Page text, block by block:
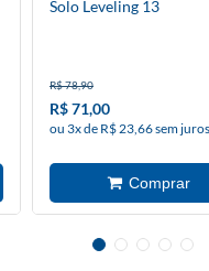
Solo Leveling 13
R$ 78,90
R$ 71,00
ou 3x de R$ 23,66 sem juros